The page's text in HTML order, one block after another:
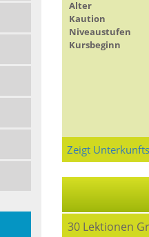
Alter
Kaution
Niveaustufen
Kursbeginn
Zeigt
30 Lektionen